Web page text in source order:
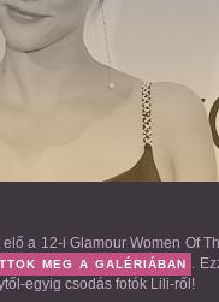
a 12-i Glamour Women Of
MEG A GALÉRIÁBAN .
egyig csodás fotók Lili-ről!